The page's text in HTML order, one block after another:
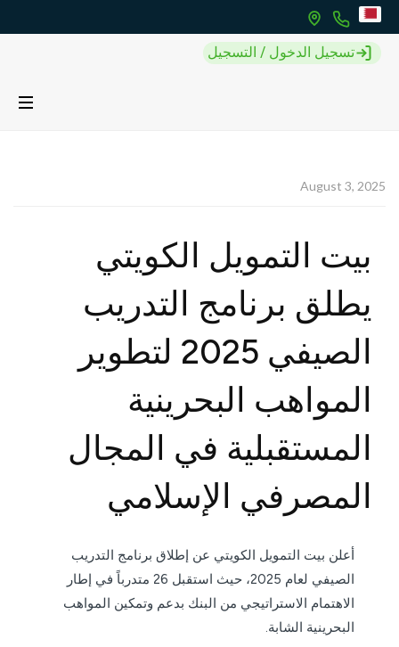
تسجيل الدخول / التسجيل
August 3, 2025
بيت التمويل الكويتي
يطلق برنامج التدريب
الصيفي 2025 لتطوير
المواهب البحرينية
المستقبلية في المجال
المصرفي الإسلامي
أعلن بيت التمويل الكويتي عن إطلاق برنامج التدريب
الصيفي لعام 2025، حيث استقبل 26 متدرباً في إطار
الاهتمام الاستراتيجي من البنك بدعم وتمكين المواهب
البحرينية الشابة.